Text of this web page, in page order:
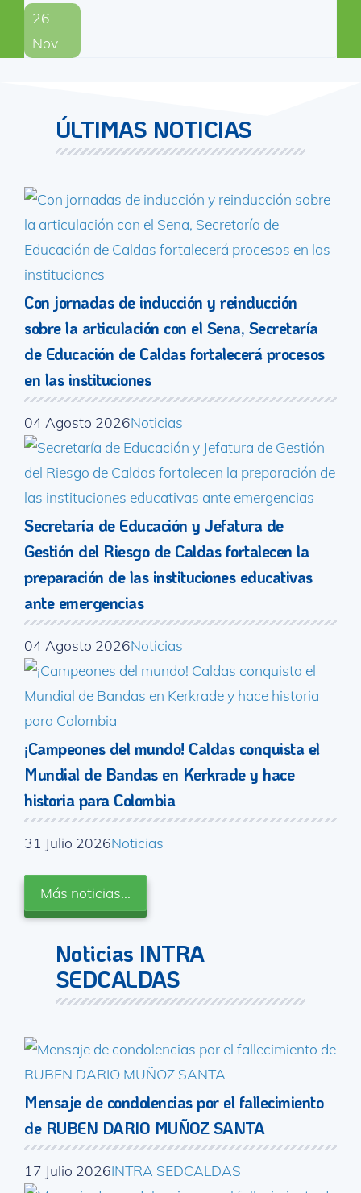
26
Nov
ÚLTIMAS NOTICIAS
Con jornadas de inducción y reinducción
sobre la articulación con el Sena, Secretaría
de Educación de Caldas fortalecerá procesos
en las instituciones
04 Agosto 2026Noticias
Secretaría de Educación y Jefatura de
Gestión del Riesgo de Caldas fortalecen la
preparación de las instituciones educativas
ante emergencias
04 Agosto 2026Noticias
¡Campeones del mundo! Caldas conquista el
Mundial de Bandas en Kerkrade y hace
historia para Colombia
31 Julio 2026Noticias
Más noticias...
Noticias INTRA
SEDCALDAS
Mensaje de condolencias por el fallecimiento
de RUBEN DARIO MUÑOZ SANTA
17 Julio 2026INTRA SEDCALDAS